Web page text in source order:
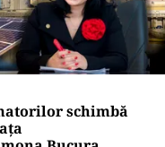
schimbă